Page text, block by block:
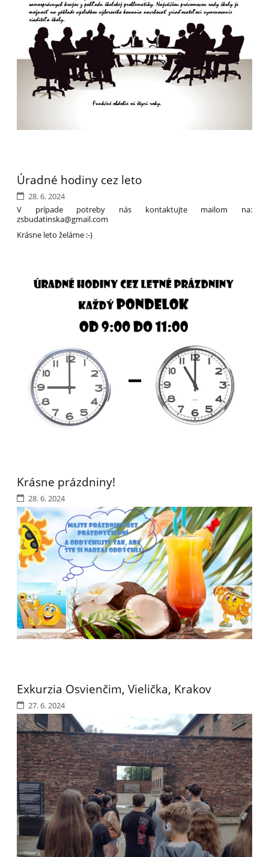
Úradné hodiny cez leto
28. 6. 2024
V prípade potreby nás kontaktujte mailom na:
zsbudatinska@gmail.com
Krásne leto želáme :-)
Krásne prázdniny!
28. 6. 2024
Exkurzia Osvienčim, Vielička, Krakov
27. 6. 2024